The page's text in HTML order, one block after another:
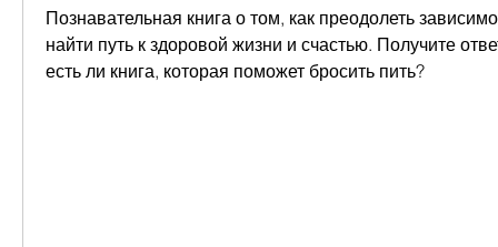
Познавательная книга о том, как преодолеть
найти путь к здоровой жизни и счастью. Получите
есть ли книга, которая поможет бросить пить?